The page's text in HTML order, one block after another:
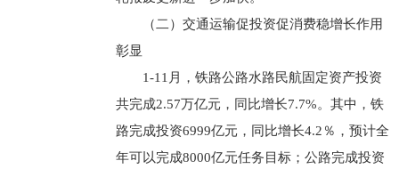
（二）交通运输促投资促消费稳增长作用
彰显
1-11月，铁路公路水路民航固定资产投资
共完成2.57万亿元，同比增长7.7%。其中，铁
路完成投资6999亿元，同比增长4.2％，预计全
年可以完成8000亿元任务目标；公路完成投资